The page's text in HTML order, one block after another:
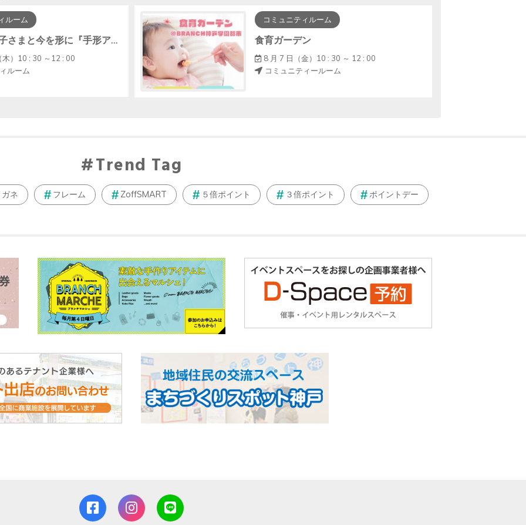
ルーム
【中止】お子さまと今を形に『手形アート・ﾌｧｰｽﾄｶｯﾄｱｰﾄ』
）10 : 30 ～12 : 00
ルーム
コミュニティルーム
食育ガーデン
8 月 7 日（金）10 : 30 ～ 12 : 00
コミュニティールーム
Trend Tag
ネ フレーム ZoffSMART ５倍ポイント ３倍ポイント ポイントデー